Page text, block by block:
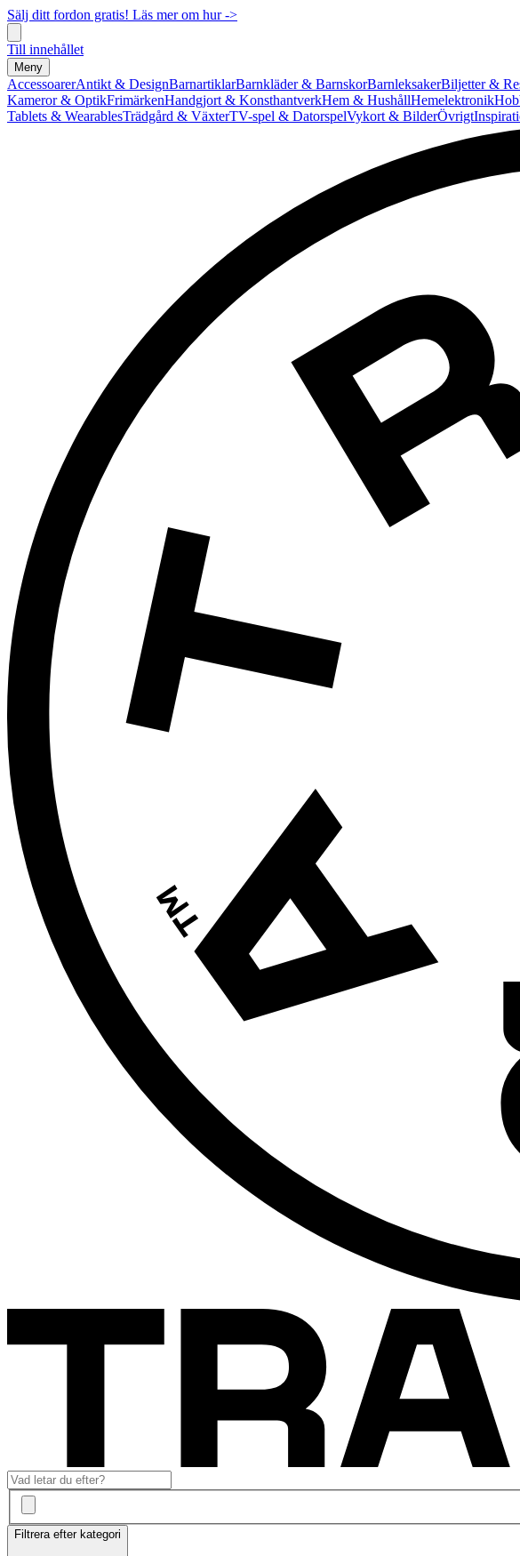
Sälj ditt fordon gratis! Läs mer om hur ->
Till innehållet
Meny
AccessoarerAntikt & DesignBarnartiklarBarnkläder & BarnskorBarnleksakerBiljetter &
Kameror & OptikFrimärkenHandgjort & KonsthantverkHem & HushållHemelektronik
Tablets & WearablesTrädgård & VäxterTV-spel & DatorspelVykort & BilderÖvrigt
Filtrera efter kategori